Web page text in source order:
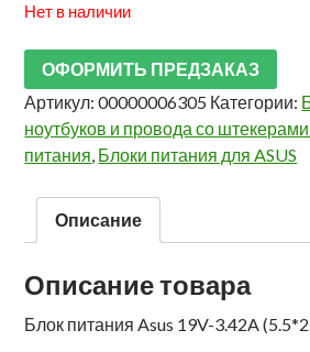
Нет в наличии
ОФОРМИТЬ ПРЕДЗАКАЗ
Артикул:00000006305 Категории:
ноутбуков и провода со
питания, Блоки питания для ASUS
Описание
Описание товара
Блок питания Asus 19V-3.42A